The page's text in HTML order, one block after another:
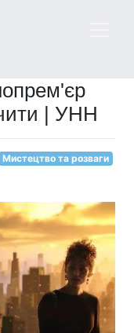
| УНН
Мистецтво та розваги